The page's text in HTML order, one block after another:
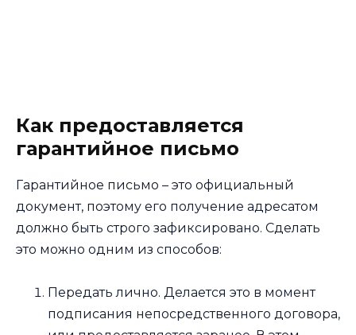
Как предоставляется
гарантийное письмо
Гарантийное письмо – это официальный
документ, поэтому его получение адресатом
должно быть строго зафиксировано. Сделать
это можно одним из способов:
Передать лично. Делается это в момент
подписания непосредственного договора,